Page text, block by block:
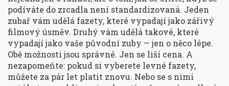
podíváte do zrcadla není standardizovaná. Jeden
zubař vám udělá fazety, které vypadají jako zářivý
filmový úsměv. Druhý vám udělá takové, které
vypadají jako vaše původní zuby — jen o něco lépe.
Obě možnosti jsou správné. Jen se liší cena. A
nezapomeňte: pokud si vyberete levné fazety,
můžete za pár let platit znovu. Nebo se s nimi